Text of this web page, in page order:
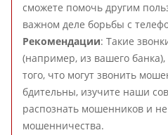
сможете помочь другим
важном деле борьбы с
Рекомендации: Такие
(например, из вашего
того, что могут звонить
бдительны, изучите наши
распознать мошенников и
мошенничества.